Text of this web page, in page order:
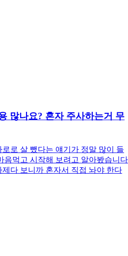
많나요? 혼자 주사하는거 무
로 살 뺐다는 얘기가 정말 많이 들
음먹고 시작해 보려고 알아봤습니다
다 보니까 혼자서 직접 놔야 한다